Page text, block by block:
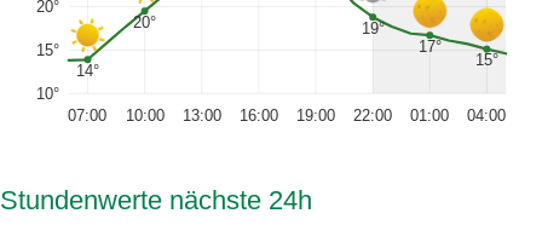
10°
15°
20°
14°
20°
19°
17°
15°
07:00 10:00 13:00 16:00 19:00 22:00 01:00 04:00
Stundenwerte nächste 24h